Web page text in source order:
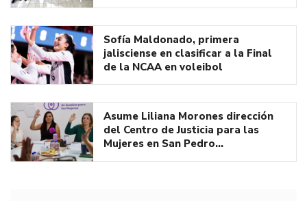
Sofía Maldonado, primera
jalisciense en clasificar a la Final
de la NCAA en voleibol
Asume Liliana Morones dirección
del Centro de Justicia para las
Mujeres en San Pedro…